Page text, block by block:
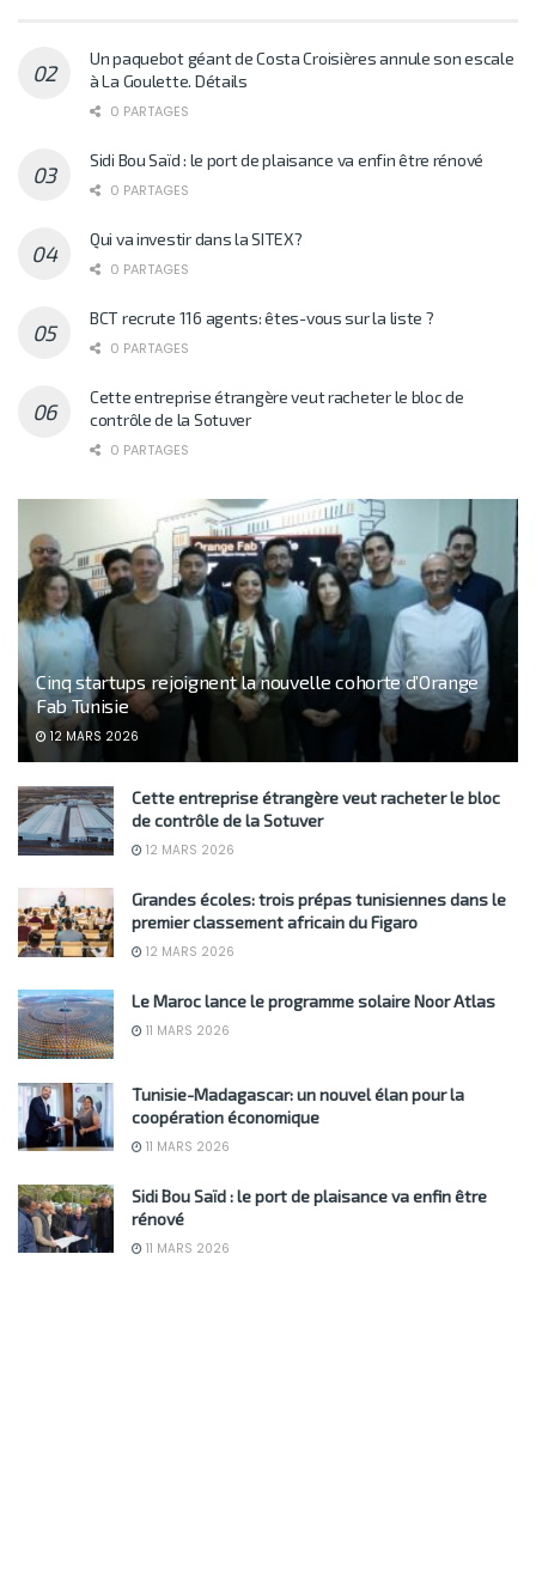
Un paquebot géant de Costa Croisières annule son escale
à La Goulette. Détails
0 PARTAGES
Sidi Bou Saïd : le port de plaisance va enfin être rénové
0 PARTAGES
Qui va investir dans la SITEX?
0 PARTAGES
BCT recrute 116 agents: êtes-vous sur la liste ?
0 PARTAGES
Cette entreprise étrangère veut racheter le bloc de
contrôle de la Sotuver
0 PARTAGES
Cinq startups rejoignent la nouvelle cohorte d’Orange
Fab Tunisie
12 MARS 2026
Cette entreprise étrangère veut racheter le bloc
de contrôle de la Sotuver
12 MARS 2026
Grandes écoles: trois prépas tunisiennes dans le
premier classement africain du Figaro
12 MARS 2026
Le Maroc lance le programme solaire Noor Atlas
11 MARS 2026
Tunisie-Madagascar: un nouvel élan pour la
coopération économique
11 MARS 2026
Sidi Bou Saïd : le port de plaisance va enfin être
rénové
11 MARS 2026